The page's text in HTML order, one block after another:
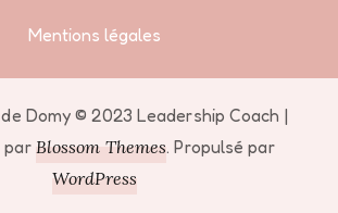
Mentions légales
Domy © 2023 Leadership Coach |
par Blossom Themes. Propulsé par
WordPress